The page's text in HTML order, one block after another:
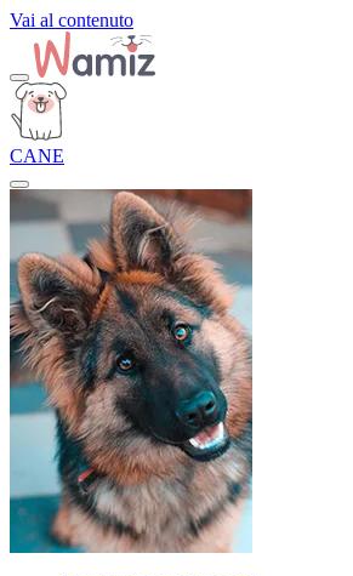
Vai al contenuto
CANE